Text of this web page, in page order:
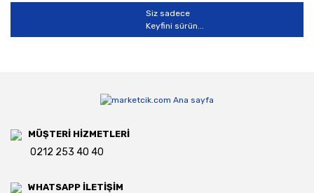
Siz sadece
Keyfini sürün...
MÜŞTERİ HİZMETLERİ
0212 253 40 40
WHATSAPP İLETİŞİM